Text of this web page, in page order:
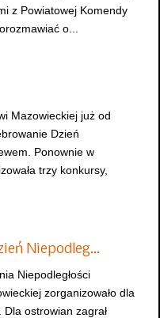
z Powiatowej Komendy
o...
Mazowieckiej już od
Dzień
Ponownie w
trzy konkursy,
Niepodleg…
Niepodległości
zorganizowało dla
ostrowian zagrał